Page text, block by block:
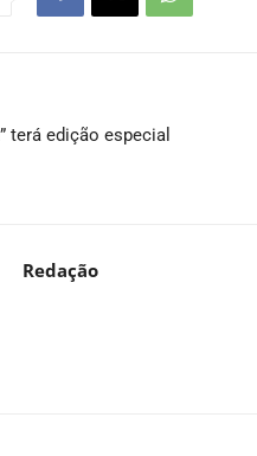
terá edição especial
Redação